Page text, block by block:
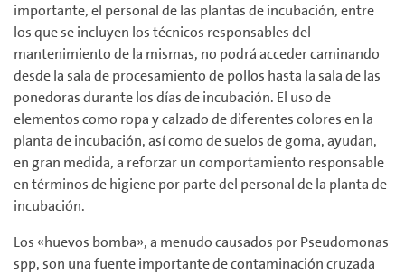
importante, el personal de las plantas de incubación, entre
los que se incluyen los técnicos responsables del
mantenimiento de la mismas, no podrá acceder caminando
desde la sala de procesamiento de pollos hasta la sala de las
ponedoras durante los días de incubación. El uso de
elementos como ropa y calzado de diferentes colores en la
planta de incubación, así como de suelos de goma, ayudan,
en gran medida, a reforzar un comportamiento responsable
en términos de higiene por parte del personal de la planta de
incubación.
Los «huevos bomba», a menudo causados por Pseudomonas
spp, son una fuente importante de contaminación cruzada